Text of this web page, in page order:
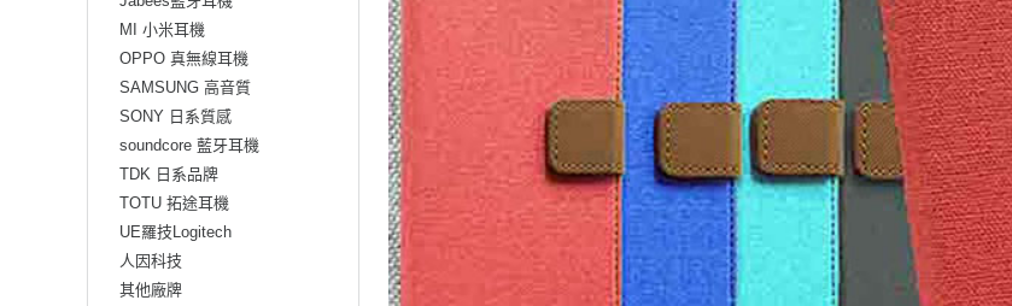
MI 小米耳機
OPPO 真無線耳機
SAMSUNG 高音質
SONY 日系質感
soundcore 藍牙耳機
TDK 日系品牌
TOTU 拓途耳機
UE羅技Logitech
人因科技
其他廠牌